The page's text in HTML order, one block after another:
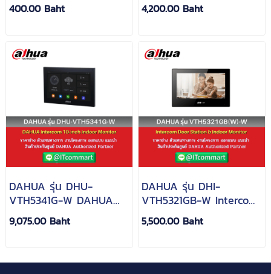
VTO2211G
400.00 Baht
Villa Door Station
4,200.00 Baht
DAHUA รุ่น DHU-
VTH5341G-W DAHUA
Intercom 10-inch Indoor
Monitor
9,075.00 Baht
DAHUA รุ่น DHI-
VTH5321GB-W Intercom
Door Station & Indoor
Monitor
5,500.00 Baht